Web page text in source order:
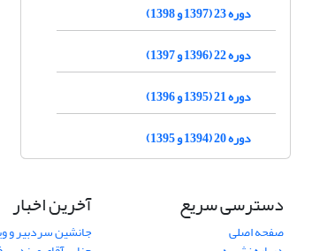
دوره 23 (1397 و 1398)
دوره 22 (1396 و 1397)
دوره 21 (1395 و 1396)
دوره 20 (1394 و 1395)
دسترسی سریع
صفحه اصلی
آخرین اخبار
جانشین سردبیر و